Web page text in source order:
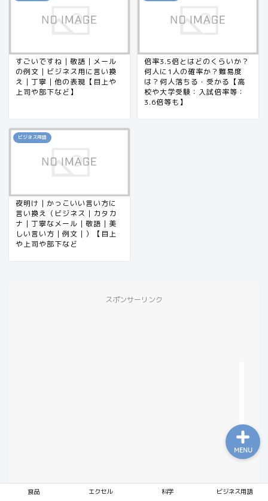
すごいですね｜敬語｜メール
の例文｜ビジネス用に言い換
え｜丁寧｜他の表現【目上や
上司や部下など】
倍率3.5倍とはどのくらいか？
何人に1人の確率か？難易度
は？何人落ちる・受かる【高
校や大学受験：入試倍率等：
3.6倍等も】
ビジネス用語
夜明け｜かっこいい言い方に
言い換え（ビジネス｜カタカ
ナ｜丁寧なメール｜敬語｜美
しい言い方｜例文｜）【目上
や上司や部下など
スポンサーリンク
食品 エクセル 科学 ビジネス用語
MENU